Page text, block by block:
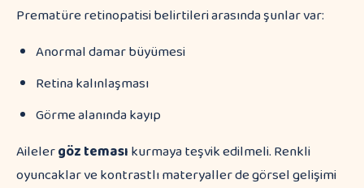
Prematüre retinopatisi belirtileri arasında şunlar var:
Anormal damar büyümesi
Retina kalınlaşması
Görme alanında kayıp
Ailelergöz temasıkurmaya teşvik edilmeli. Renkli
oyuncaklar ve kontrastlı materyaller de görsel gelişimi